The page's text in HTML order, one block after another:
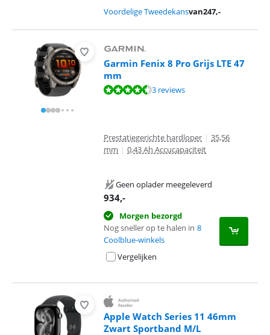
Voordelige Tweedekansvan247,-
Garmin Fenix 8 Pro Grijs LTE 47
mm
Beoordeling is 9,2 van de 10, gebaseerd op 3 reviews.
3 reviews
Prestatiegerichte hardloper | 35,56
mm | 0,43 Ah Accucapaciteit
Geen oplader meegeleverd
934,-
Morgen bezorgd
Nog sneller op te halen in 8
Coolblue-winkels
Vergelijken
Apple Watch Series 11 46mm
Zwart Sportband M/L